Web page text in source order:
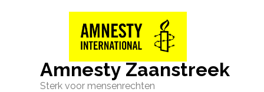
Amnesty Zaanstreek
Sterk voor mensenrechten